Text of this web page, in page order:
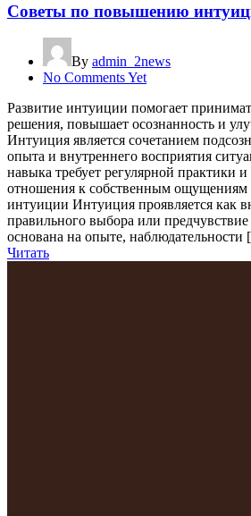
Советы по повышению
By admin_2news
No Comments Yet
Развитие интуиции помогает
решения, повышает осознанность и
Интуиция является сочетанием
опыта и внутреннего восприятия
навыка требует регулярной практики
отношения к собственным
интуиции Интуиция проявляется как
правильного выбора или
основана на опыте,
Читать